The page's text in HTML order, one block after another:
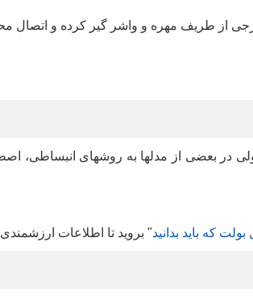
از طریف مهره و واشر گیر کرده و اتصال
در بعضی از مدلها به روشهای انبساطی،
که باید بدانید" بروید تا اطلاعات